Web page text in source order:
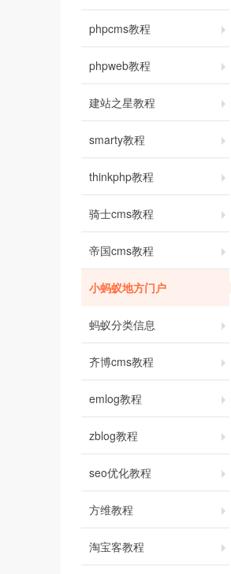
phpcms教程
phpweb教程
建站之星教程
smarty教程
thinkphp教程
骑士cms教程
帝国cms教程
小蚂蚁地方门户
蚂蚁分类信息
齐博cms教程
emlog教程
zblog教程
seo优化教程
方维教程
淘宝客教程